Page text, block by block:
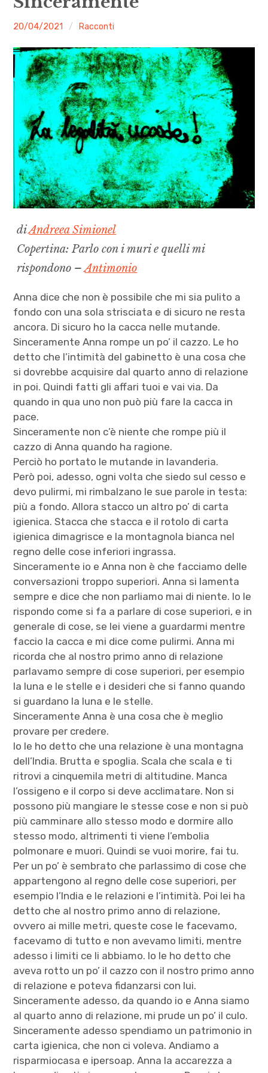
Numeri
Call
Rubriche
Contatti
Archivio
malgrado
mosche
20/04/2021 Racconti
diAndreea Simionel
Copertina: Parlo con i muri e quelli mi
rispondono –Antimonio
Anna dice che non è possibile che mi sia pulito a
fondo con una sola strisciata e di sicuro ne resta
ancora. Di sicuro ho la cacca nelle mutande.
Sinceramente Anna rompe un po’ il cazzo. Le ho
detto che l’intimità del gabinetto è una cosa che
si dovrebbe acquisire dal quarto anno di relazione
in poi. Quindi fatti gli affari tuoi e vai via. Da
quando in qua uno non può più fare la cacca in
pace.
Sinceramente non c’è niente che rompe più il
cazzo di Anna quando ha ragione.
Perciò ho portato le mutande in lavanderia.
Però poi, adesso, ogni volta che siedo sul cesso e
devo pulirmi, mi rimbalzano le sue parole in testa:
più a fondo. Allora stacco un altro po’ di carta
igienica. Stacca che stacca e il rotolo di carta
igienica dimagrisce e la montagnola bianca nel
regno delle cose inferiori ingrassa.
Sinceramente io e Anna non è che facciamo delle
conversazioni troppo superiori. Anna si lamenta
sempre e dice che non parliamo mai di niente. Io le
rispondo come si fa a parlare di cose superiori, e in
generale di cose, se lei viene a guardarmi mentre
faccio la cacca e mi dice come pulirmi. Anna mi
ricorda che al nostro primo anno di relazione
parlavamo sempre di cose superiori, per esempio
la luna e le stelle e i desideri che si fanno quando
si guardano la luna e le stelle.
Sinceramente Anna è una cosa che è meglio
provare per credere.
Io le ho detto che una relazione è una montagna
dell’India. Brutta e spoglia. Scala che scala e ti
ritrovi a cinquemila metri di altitudine. Manca
l’ossigeno e il corpo si deve acclimatare. Non si
possono più mangiare le stesse cose e non si può
più camminare allo stesso modo e dormire allo
stesso modo, altrimenti ti viene l’embolia
polmonare e muori. Quindi se vuoi morire, fai tu.
Per un po’ è sembrato che parlassimo di cose che
appartengono al regno delle cose superiori, per
esempio l’India e le relazioni e l’intimità. Poi lei ha
detto che al nostro primo anno di relazione,
ovvero ai mille metri, queste cose le facevamo,
facevamo di tutto e non avevamo limiti, mentre
adesso i limiti ce li abbiamo. Io le ho detto che
aveva rotto un po’ il cazzo con il nostro primo anno
di relazione e poteva fidanzarsi con lui.
Sinceramente adesso, da quando io e Anna siamo
al quarto anno di relazione, mi prude un po’ il culo.
Sinceramente adesso spendiamo un patrimonio in
carta igienica, che non ci voleva. Andiamo a
risparmiocasa e ipersoap. Anna la accarezza a